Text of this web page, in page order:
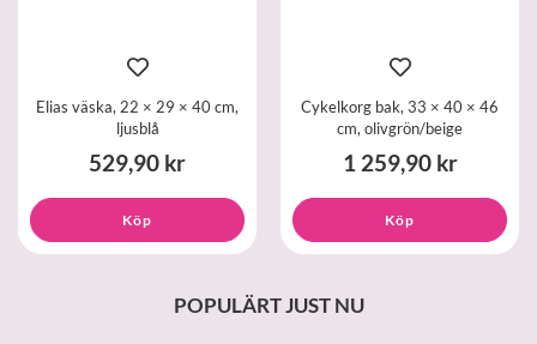
Elias väska, 22 × 29 × 40 cm,
ljusblå
529,90 kr
Köp
Cykelkorg bak, 33 × 40 × 46
cm, olivgrön/beige
1 259,90 kr
Köp
POPULÄRT JUST NU